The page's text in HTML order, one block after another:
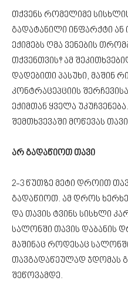
თქვენს რომელიმე
გადატანილი ინფარქტი ან
ექიმებს ღმა ვენების
თქვენთვის? ამ
დადებითი პასუხი, მაშინ
კონტრაცეპციის
ექიმთან ყველა
შემთხვევაში მოწევას
არ გადაწიოთ თავი
2-3 წუთზე მეტი დროით
გადაწიოთ. ამ დროს
და თავის ტვინს სისხლი
სალონში თავის დაბანის
მაშინაც როდესაც
თავგადაწეულად ჯდომას
შეწოვამდე.